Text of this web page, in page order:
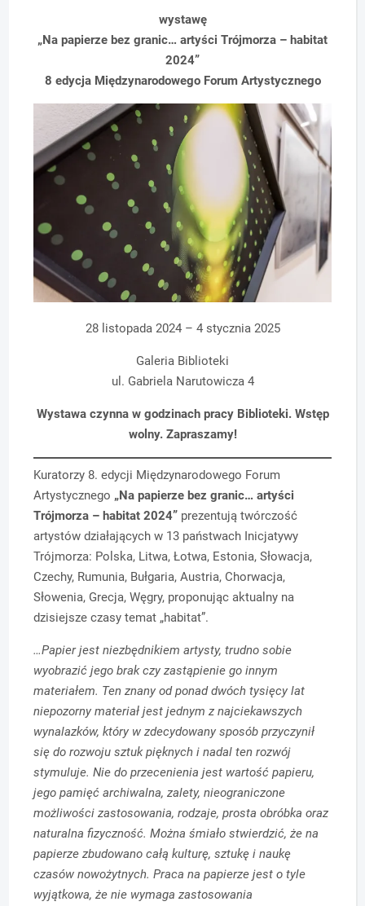
wystawę
„Na papierze bez granic… artyści Trójmorza – habitat
2024”
8 edycja Międzynarodowego Forum Artystycznego
28 listopada 2024 – 4 stycznia 2025
Galeria Biblioteki
ul. Gabriela Narutowicza 4
Wystawa czynna w godzinach pracy Biblioteki. Wstęp
wolny. Zapraszamy!
Kuratorzy 8. edycji Międzynarodowego Forum
Artystycznego „Na papierze bez granic… artyści
Trójmorza – habitat 2024” prezentują twórczość
artystów działających w 13 państwach Inicjatywy
Trójmorza: Polska, Litwa, Łotwa, Estonia, Słowacja,
Czechy, Rumunia, Bułgaria, Austria, Chorwacja,
Słowenia, Grecja, Węgry, proponując aktualny na
dzisiejsze czasy temat „habitat”.
…Papier jest niezbędnikiem artysty, trudno sobie
wyobrazić jego brak czy zastąpienie go innym
materiałem. Ten znany od ponad dwóch tysięcy lat
niepozorny materiał jest jednym z najciekawszych
wynalazków, który w zdecydowany sposób przyczynił
się do rozwoju sztuk pięknych i nadal ten rozwój
stymuluje. Nie do przecenienia jest wartość papieru,
jego pamięć archiwalna, zalety, nieograniczone
możliwości zastosowania, rodzaje, prosta obróbka oraz
naturalna fizyczność. Można śmiało stwierdzić, że na
papierze zbudowano całą kulturę, sztukę i naukę
czasów nowożytnych. Praca na papierze jest o tyle
wyjątkowa, że nie wymaga zastosowania